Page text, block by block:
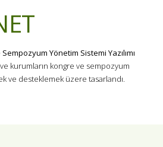
Yönetim Sistemi Yazılımı
kurumların kongre ve sempozyum
ve desteklemek üzere tasarlandı.